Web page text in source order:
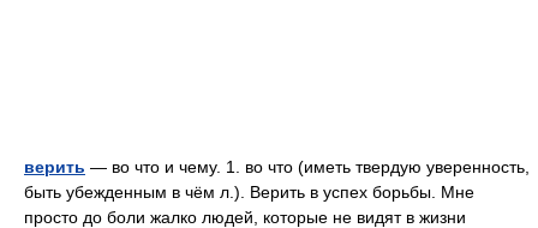
верить — во что и чему. 1. во что (иметь твердую уверенность,
быть убежденным в чём л.). Верить в успех борьбы. Мне
просто до боли жалко людей, которые не видят в жизни